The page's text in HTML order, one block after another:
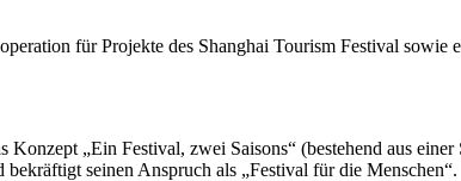
für Projekte des Shanghai Tourism Festival
„Ein Festival, zwei Saisons“ (bestehend aus
seinen Anspruch als „Festival für die Menschen“.